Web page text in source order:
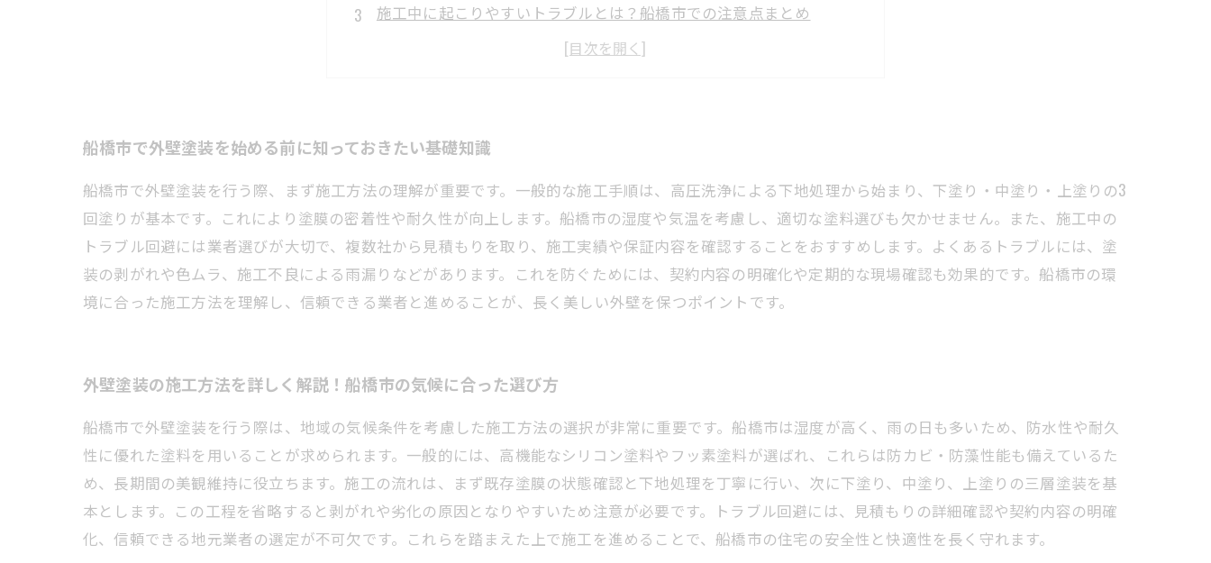
施工中に起こりやすいトラブルとは？船橋市での注意点まとめ
トラブル回避のためにできることとは？業者選びとチェックポイント
外壁塗装の寿命を延ばすメンテナンス方法とトラブル回避のコツ
船橋市で外壁塗装を始める前に知っておきたい基礎知識
船橋市で外壁塗装を行う際、まず施工方法の理解が重要です。一般的な施工手順は、高圧洗浄による下地処理から始まり、下塗り・中塗り・上塗りの3
回塗りが基本です。これにより塗膜の密着性や耐久性が向上します。船橋市の湿度や気温を考慮し、適切な塗料選びも欠かせません。また、施工中の
トラブル回避には業者選びが大切で、複数社から見積もりを取り、施工実績や保証内容を確認することをおすすめします。よくあるトラブルには、塗
装の剥がれや色ムラ、施工不良による雨漏りなどがあります。これを防ぐためには、契約内容の明確化や定期的な現場確認も効果的です。船橋市の環
境に合った施工方法を理解し、信頼できる業者と進めることが、長く美しい外壁を保つポイントです。
外壁塗装の施工方法を詳しく解説！船橋市の気候に合った選び方
船橋市で外壁塗装を行う際は、地域の気候条件を考慮した施工方法の選択が非常に重要です。船橋市は湿度が高く、雨の日も多いため、防水性や耐久
性に優れた塗料を用いることが求められます。一般的には、高機能なシリコン塗料やフッ素塗料が選ばれ、これらは防カビ・防藻性能も備えているた
め、長期間の美観維持に役立ちます。施工の流れは、まず既存塗膜の状態確認と下地処理を丁寧に行い、次に下塗り、中塗り、上塗りの三層塗装を基
本とします。この工程を省略すると剥がれや劣化の原因となりやすいため注意が必要です。トラブル回避には、見積もりの詳細確認や契約内容の明確
化、信頼できる地元業者の選定が不可欠です。これらを踏まえた上で施工を進めることで、船橋市の住宅の安全性と快適性を長く守れます。